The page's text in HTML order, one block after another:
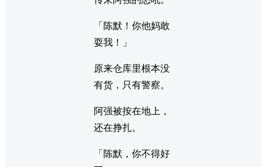
「陈默！你他妈敢
耍我！」
原来仓库里根本没
有货，只有警察。
阿强被按在地上，
还在挣扎。
「陈默，你不得好